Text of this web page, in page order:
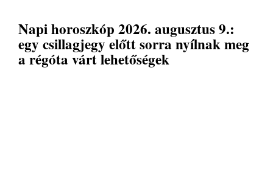
Napi horoszkóp 2026. augusztus 9.:
egy csillagjegy előtt sorra nyílnak meg
a régóta várt lehetőségek